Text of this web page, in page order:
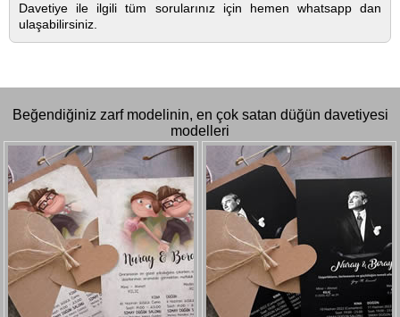
Davetiye ile ilgili tüm sorularınız için hemen whatsapp dan
ulaşabilirsiniz.
Beğendiğiniz zarf modelinin, en çok satan düğün davetiyesi
modelleri